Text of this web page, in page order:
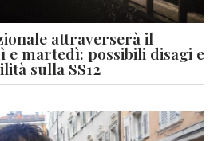
attraverserà il
martedì: possibili disagi e
sulla SS12